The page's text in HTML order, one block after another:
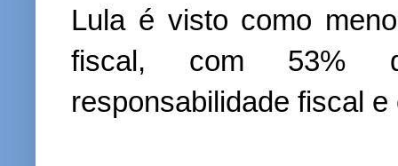
Lula é visto como
fiscal, com 53%
responsabilidade fiscal